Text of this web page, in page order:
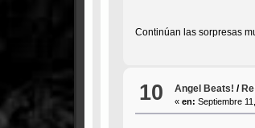
Continúan las sorpresas
10 Angel Beats! /
«en: Septiembre